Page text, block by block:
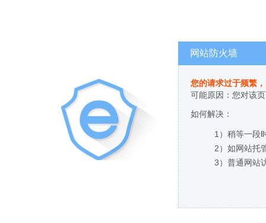
网站防火墙
您的请求过于频繁
可能原因：您对该
如何解决：
1）稍等一段
2）如网站托
3）普通网站